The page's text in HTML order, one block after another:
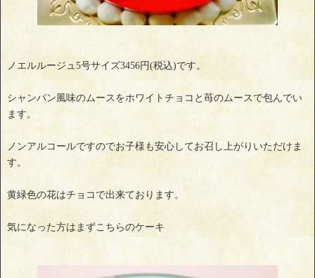
ノエルルージュ5号サイズ3456円(税込)です。
シャンパン風味のムースをホワイトチョコと苺のムースで包んでい
ます。
ノンアルコールですのでお子様も安心してお召し上がりいただけま
す。
黄緑色の花はチョコで出来ております。
気になった方はまずこちらのケーキ